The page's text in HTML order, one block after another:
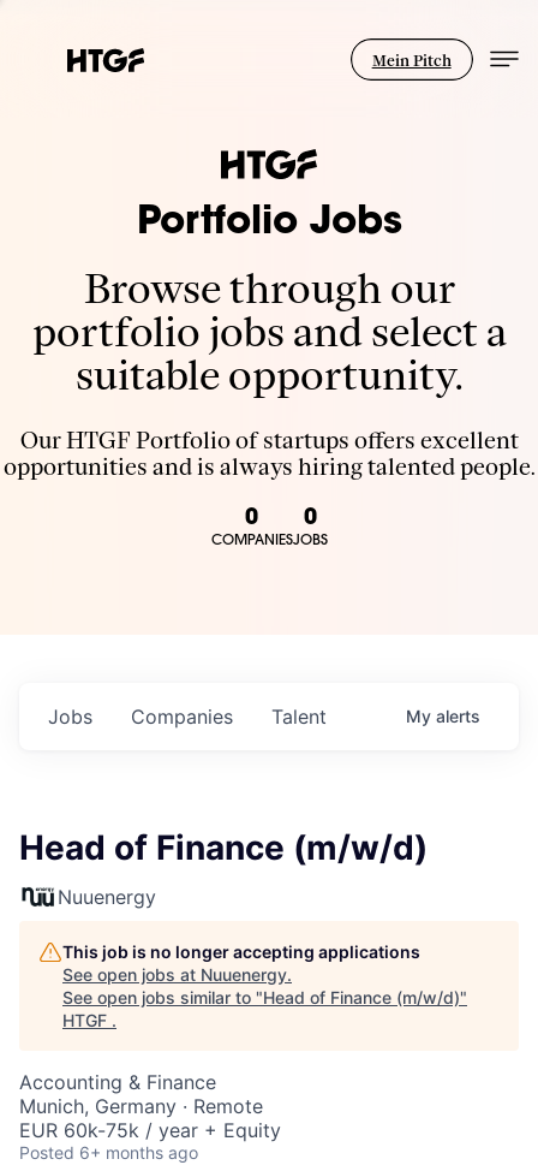
Mein Pitch
Portfolio Jobs
Browse through our
portfolio jobs and select a
suitable opportunity.
Our HTGF Portfolio of startups offers excellent
opportunities and is always hiring talented people.
0
COMPANIES
0
JOBS
Jobs Companies Talent My alerts
Head of Finance (m/w/d)
Nuuenergy
This job is no longer accepting applications
See open jobs at Nuuenergy.
See open jobs similar to "Head of Finance (m/w/d)"
HTGF .
Accounting & Finance
Munich, Germany · Remote
EUR 60k-75k / year + Equity
Posted 6+ months ago